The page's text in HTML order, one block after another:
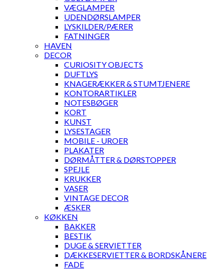
VÆGLAMPER
UDENDØRSLAMPER
LYSKILDER/PÆRER
FATNINGER
HAVEN
DECOR
CURIOSITY OBJECTS
DUFTLYS
KNAGERÆKKER & STUMTJENERE
KONTORARTIKLER
NOTESBØGER
KORT
KUNST
LYSESTAGER
MOBILE - UROER
PLAKATER
DØRMÅTTER & DØRSTOPPER
SPEJLE
KRUKKER
VASER
VINTAGE DECOR
ÆSKER
KØKKEN
BAKKER
BESTIK
DUGE & SERVIETTER
DÆKKESERVIETTER & BORDSKÅNERE
FADE